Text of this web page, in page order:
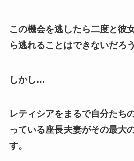
この機会を逃したら二度と彼
ら逃れることはできないだろう
しかし…
レティシアをまるで自分たち
っている座長夫妻がその最大
す。